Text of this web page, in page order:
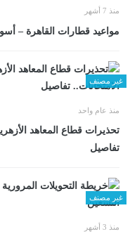
منذ 7 أشهر
مواعيد قطارات القاهرة – أسوان
غير مصنف
منذ عام واحد
تحذيرات قطاع المعاهد
تفاصيل
غير مصنف
منذ 3 أشهر